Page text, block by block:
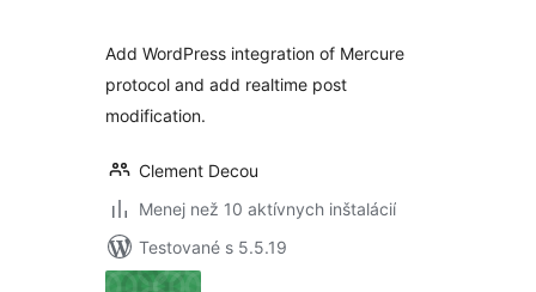
Add WordPress integration of Mercure
protocol and add realtime post
modification.
Clement Decou
Menej než 10 aktívnych inštalácií
Testované s 5.5.19